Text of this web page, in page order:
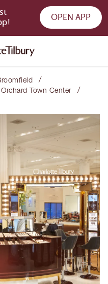
OPEN APP
/
Town Center /